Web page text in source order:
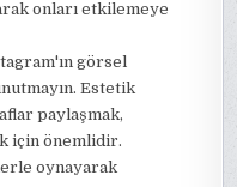
onları etkilemeye
görsel
Estetik
paylaşmak,
için önemlidir.
oynayarak